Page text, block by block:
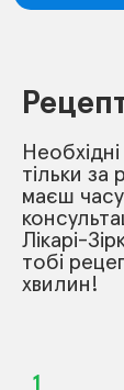
тільки за
маєш
Лікарі-
тобі
хвилин!
1